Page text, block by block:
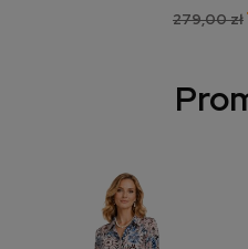
279,00 zł